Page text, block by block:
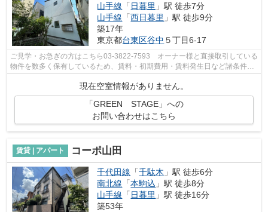
山手線 「 日暮里 」駅 徒歩7分
山手線 「西日暮里 」駅 徒歩9分
築17年
東京都台東区谷中 ５丁目6-17
ご見学・お急ぎの方はこちら03-3822-7593 オーナー様と直接取引している
物件を数多く保有しているため、賃料・初期費用・賃料発生日など諸条件を
現在空室情報がありません。
「GREEN STAGE」への
お問い合わせはこちら
賃貸 | アパート コーポ山田
千代田線 「千駄木 」駅 徒歩6分
南北線 「本駒込 」駅 徒歩8分
山手線 「 日暮里 」駅 徒歩16分
築53年